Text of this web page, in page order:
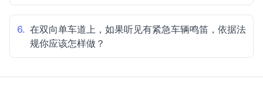
6. 在双向单车道上，如果听见有紧急车辆鸣笛，依据法
规你应该怎样做？